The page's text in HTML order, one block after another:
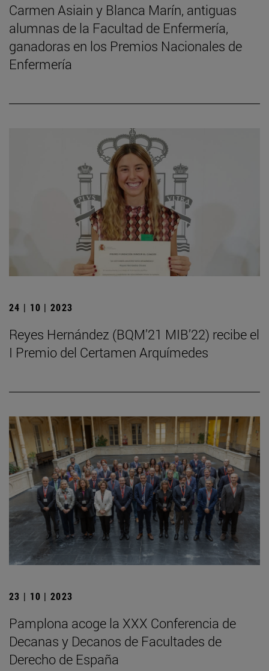
Carmen Asiain y Blanca Marín, antiguas
alumnas de la Facultad de Enfermería,
ganadoras en los Premios Nacionales de
Enfermería
24 | 10 | 2023
Reyes Hernández (BQM’21 MIB’22) recibe el
I Premio del Certamen Arquímedes
23 | 10 | 2023
Pamplona acoge la XXX Conferencia de
Decanas y Decanos de Facultades de
Derecho de España